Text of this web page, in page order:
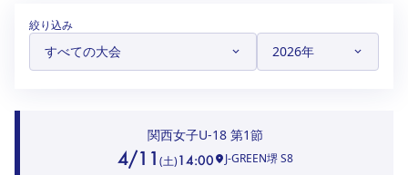
ガールズU-15
ガールズU-18
ハナサカクラブ
絞り込み
関西女子U-18 第1節
4/11 (土)14:00 J-GREEN堺 S8